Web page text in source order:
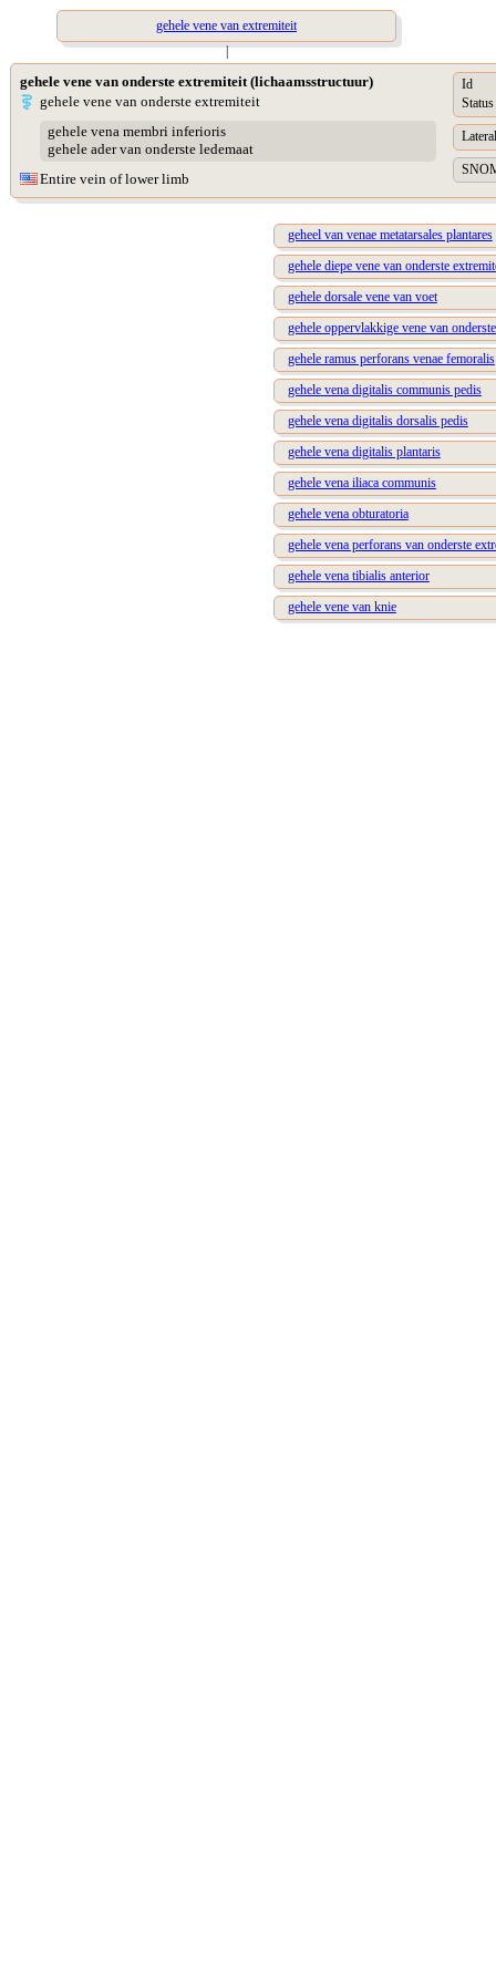
gehele vene van extremiteit
|
gehele vene van onderste extremiteit (lichaamsstructuur)
gehele vene van onderste extremiteit
gehele vena membri inferioris
gehele ader van onderste ledemaat
Entire vein of lower limb
Id
Status
geheel van venae metatarsales plantares
gehele diepe vene van onderste
gehele dorsale vene van voet
gehele oppervlakkige vene van
gehele ramus perforans venae femoralis
gehele vena digitalis communis pedis
gehele vena digitalis dorsalis pedis
gehele vena digitalis plantaris
gehele vena iliaca communis
gehele vena obturatoria
gehele vena perforans van onderste
gehele vena tibialis anterior
gehele vene van knie